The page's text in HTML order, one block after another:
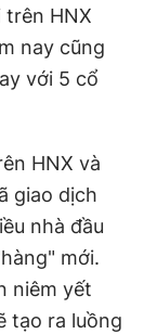
trên HNX
nay cũng
với 5 cổ
HNX và
giao dịch
nhà đầu
mới.
niêm yết
tạo ra luồng